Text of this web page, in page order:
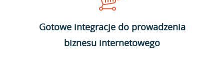
Gotowe integracje do prowadzenia
biznesu internetowego